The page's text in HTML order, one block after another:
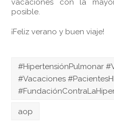
vacaciones con la
posible.
¡Feliz verano y buen viaje!
#HipertensiónPulmonar
#Vacaciones
aop